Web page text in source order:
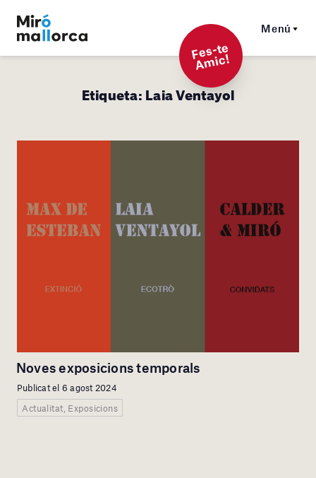
Menú
F
es-t
e
A
mi
c!
Etiqueta:Laia Ventayol
Noves exposicions temporals
Publicat el 6 agost 2024
Actualitat, Exposicions